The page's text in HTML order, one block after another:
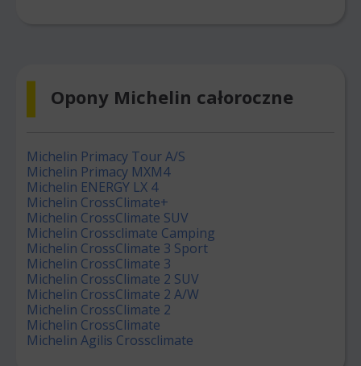
Opony Michelin całoroczne
Michelin Primacy Tour A/S
Michelin Primacy MXM4
Michelin ENERGY LX 4
Michelin CrossClimate+
Michelin CrossClimate SUV
Michelin Crossclimate Camping
Michelin CrossClimate 3 Sport
Michelin CrossClimate 3
Michelin CrossClimate 2 SUV
Michelin CrossClimate 2 A/W
Michelin CrossClimate 2
Michelin CrossClimate
Michelin Agilis Crossclimate